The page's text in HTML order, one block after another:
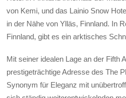
von Kemi, und das Lainio Snow
in der Nähe von Ylläs, Finnland. In
Finnland, gibt es ein arktisches
Mit seiner idealen Lage an der Fifth
prestigeträchtige Adresse des The
Synonym für Eleganz mit